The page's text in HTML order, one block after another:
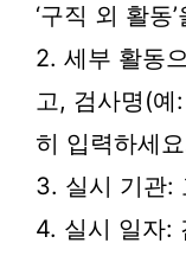
‘구직 외 활동
2. 세부 활동
고, 검사명(예
히 입력하세
3. 실시 기관:
4. 실시 일자: